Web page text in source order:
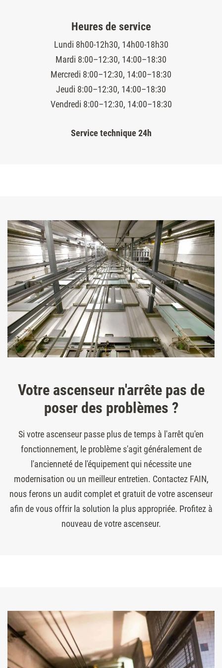
Heures de service
Lundi 8h00-12h30, 14h00-18h30
Mardi 8:00–12:30, 14:00–18:30
Mercredi 8:00–12:30, 14:00–18:30
Jeudi 8:00–12:30, 14:00–18:30
Vendredi 8:00–12:30, 14:00–18:30
Service technique 24h
Votre ascenseur n'arrête pas de
poser des problèmes ?
Si votre ascenseur passe plus de temps à l'arrêt qu'en
fonctionnement, le problème s'agit généralement de
l'ancienneté de l'équipement qui nécessite une
modernisation ou un meilleur entretien. Contactez FAIN,
nous ferons un audit complet et gratuit de votre ascenseur
afin de vous offrir la solution la plus appropriée. Profitez à
nouveau de votre ascenseur.